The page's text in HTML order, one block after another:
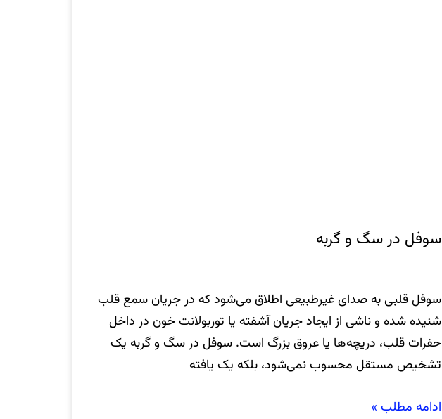
سوفل در سگ و گربه
سوفل قلبی به صدای غیرطبیعی اطلاق می‌شود که در جریان سمع قلب
شنیده شده و ناشی از ایجاد جریان آشفته یا توربولانت خون در داخل
حفرات قلب، دریچه‌ها یا عروق بزرگ است. سوفل در سگ و گربه یک
تشخیص مستقل محسوب نمی‌شود، بلکه یک یافته
ادامه مطلب »